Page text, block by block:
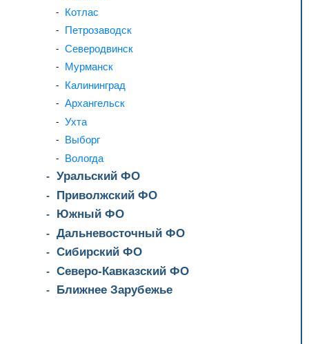
Котлас
Петрозаводск
Северодвинск
Мурманск
Калининград
Архангельск
Ухта
Выборг
Вологда
Уральский ФО
Приволжский ФО
Южный ФО
Дальневосточный ФО
Сибирский ФО
Северо-Кавказский ФО
Ближнее Зарубежье